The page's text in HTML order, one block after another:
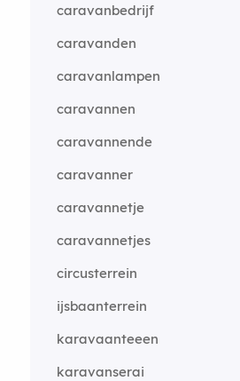
caravanbedrijf
caravanden
caravanlampen
caravannen
caravannende
caravanner
caravannetje
caravannetjes
circusterrein
ijsbaanterrein
karavaanteeen
karavanserai